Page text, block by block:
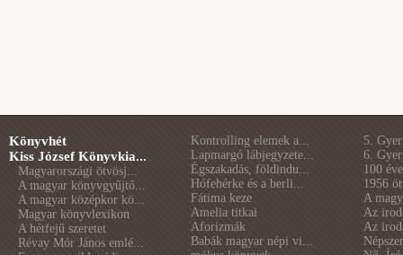
Könyvhét
Kiss József Könyvkia...
Magyarországi ötvösj...
A magyar könyvgyűjtő...
A magyar középkor kö...
Magyar könyvlexikon
A hétfejű szeretet
Révay Mór János emlé...
Kontrolling elemek a...
Lapmargó lábjegyzete...
Égszakadás, földindu...
Hófehérke és a berli...
Fátima keze
Amelia titkai
Aforizmák
Babák magyar népi vi...
5.
6.
100
1956
A
Az
Az